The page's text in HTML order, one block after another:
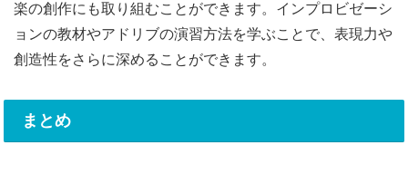
楽の創作にも取り組むことができます。インプロビゼーシ
ョンの教材やアドリブの演習方法を学ぶことで、表現力や
創造性をさらに深めることができます。
まとめ